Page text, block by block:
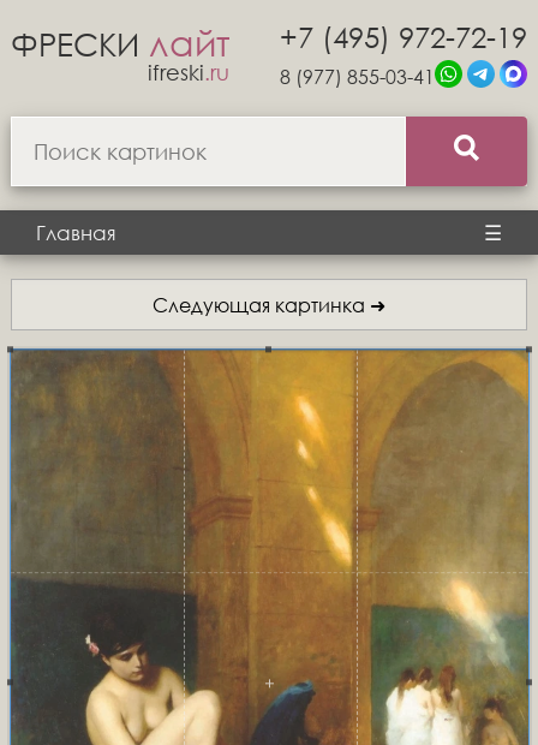
ФРЕСКИ лайт
ifreski.ru
+7 (495) 972-72-19
8 (977) 855-03-41
Главная ☰
Следующая картинка ➜